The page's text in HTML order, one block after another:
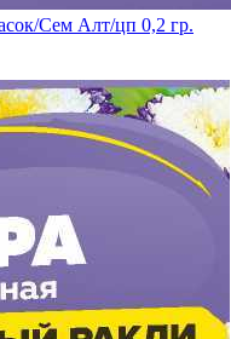
Сем Алт/цп 0,2 гр.